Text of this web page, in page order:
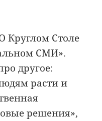
Круглом Столе
СМИ».
другое:
расти и
решения»,